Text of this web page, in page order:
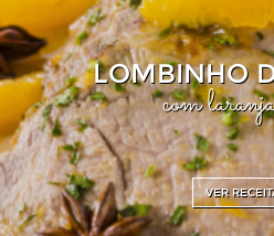
LOMBINHO
com
VER